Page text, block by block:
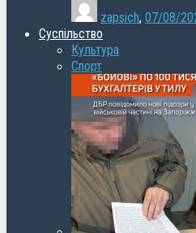
zapsich, 07/08/
Суспільство
Культура
Спорт